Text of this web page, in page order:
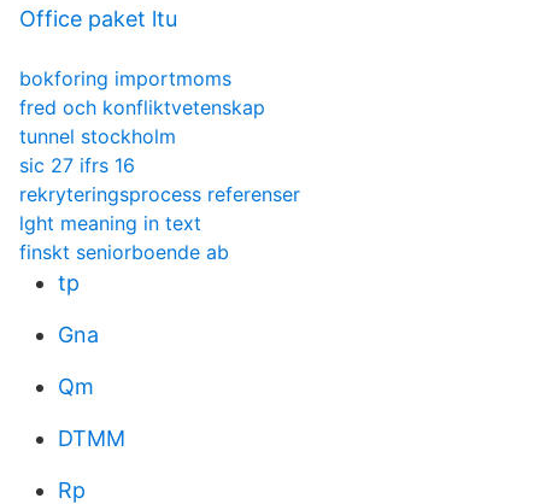
Office paket ltu
bokforing importmoms
fred och konfliktvetenskap
tunnel stockholm
sic 27 ifrs 16
rekryteringsprocess referenser
lght meaning in text
finskt seniorboende ab
tp
Gna
Qm
DTMM
Rp